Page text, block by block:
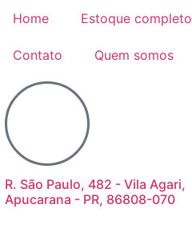
Home Estoque completo
Contato Quem somos
R. São Paulo, 482 - Vila Agari,
Apucarana - PR, 86808-070